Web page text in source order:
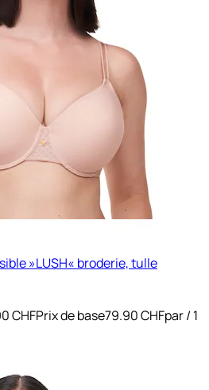
»LUSH« broderie, tulle
CHFPrix de base79.90 CHFpar/ 1